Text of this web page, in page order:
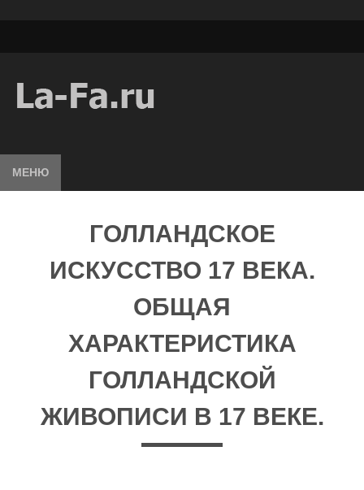
МЕНЮ
ГОЛЛАНДСКОЕ
ИСКУССТВО 17 ВЕКА.
ОБЩАЯ
ХАРАКТЕРИСТИКА
ГОЛЛАНДСКОЙ
ЖИВОПИСИ В 17 ВЕКЕ.